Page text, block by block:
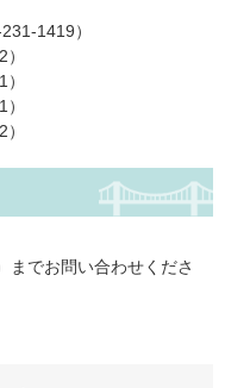
1419）
までお問い合わせくださ